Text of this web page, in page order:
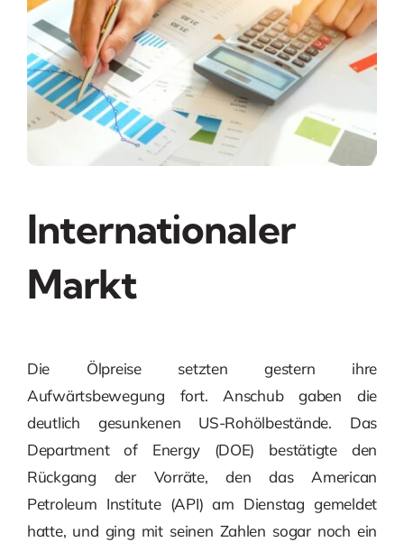
Internationaler
Markt
Die Ölpreise setzten gestern ihre
Aufwärtsbewegung fort. Anschub gaben die
deutlich gesunkenen US-Rohölbestände. Das
Department of Energy (DOE) bestätigte den
Rückgang der Vorräte, den das American
Petroleum Institute (API) am Dienstag gemeldet
hatte, und ging mit seinen Zahlen sogar noch ein